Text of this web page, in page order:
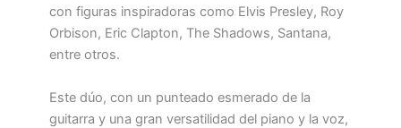
con figuras inspiradoras como Elvis Presley, Roy
Orbison, Eric Clapton, The Shadows, Santana,
entre otros.
Este dúo, con un punteado esmerado de la
guitarra y una gran versatilidad del piano y la voz,